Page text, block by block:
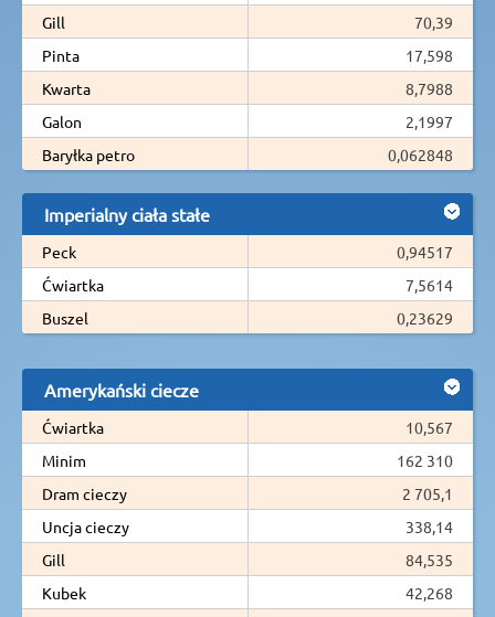
Gill
70,39
Pinta
17,598
Kwarta
8,7988
Galon
2,1997
Baryłka petro
0,062848
Imperialny ciała stałe
Peck
0,94517
Ćwiartka
7,5614
Buszel
0,23629
Amerykański ciecze
Ćwiartka
10,567
Minim
162 310
Dram cieczy
2 705,1
Uncja cieczy
338,14
Gill
84,535
Kubek
42,268